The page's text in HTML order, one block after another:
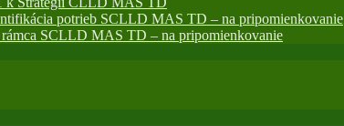
potrieb SCLLD MAS TD – na pripomienkovanie
SCLLD MAS TD – na pripomienkovanie